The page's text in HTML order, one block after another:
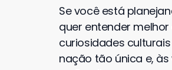
Se você está
quer entender
curiosidades
nação tão única e,